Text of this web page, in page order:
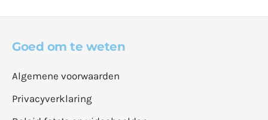
Goed om te weten
Algemene voorwaarden
Privacyverklaring